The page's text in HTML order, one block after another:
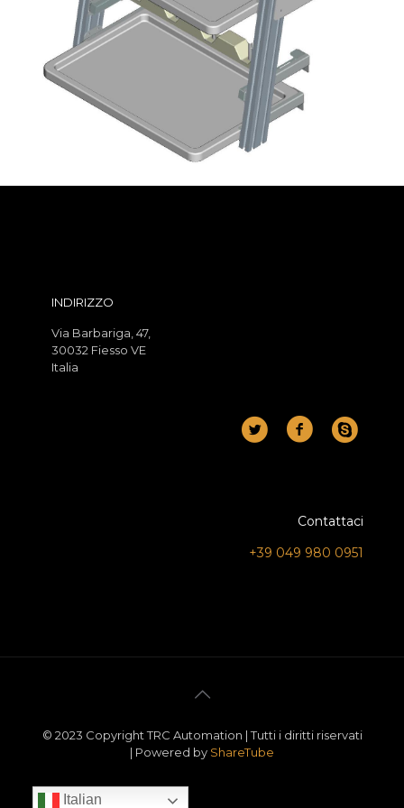
INDIRIZZO
Via Barbariga, 47,
30032 Fiesso VE
Italia
Contattaci
+39 049 980 0951
© 2023 Copyright TRC Automation | Tutti i diritti riservati
| Powered by ShareTube
Italian